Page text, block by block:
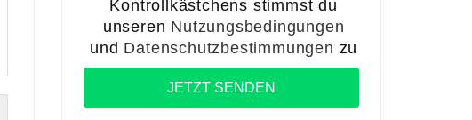
Kontrollkästchens stimmst du
unseren Nutzungsbedingungen
und Datenschutzbestimmungen zu